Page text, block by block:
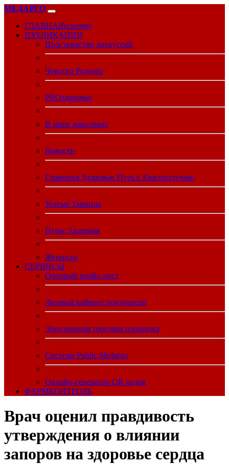
МЕДАРГО
ГЛАВНАЯ(current)
ПУБЛИКАЦИИ
Пространство дискуссий
Чувство Родины
PROздоровье
В мире животных
Новости
Гармония Здоровья: Путь к Благополучию
Усатые Умницы
Пульс Здоровья
Журналы
CЕРВИСЫ
Оптовый прайс-лист
Личный кабинет покупателя
Электронная торговая площадка
Система Public.Medargo
Онлайн-генератор QR кодов
ФАРМКОНТРОЛЬ
Врач оценил правдивость
утверждения о влиянии
запоров на здоровье сердца